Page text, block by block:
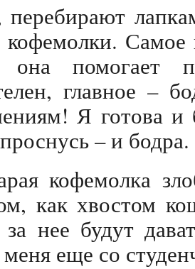
перебирают
кофемолки. Самое
она помогает
главное –
Я готова
– и бодра.
кофемолка
как хвостом
за нее будут
еще со